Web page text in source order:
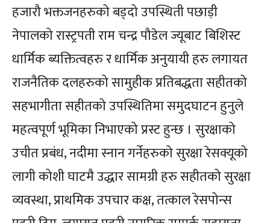
हजारौ भक्तजनहरुको बड्दो उपस्थिती पछाड़ी
नेपालको रास्ट्रपती राम चन्द्र पौडेल ज्यूबाट बिशिस्ट
धार्मिक ब्यक्तित्वहरु र धार्मिक अनुयायी हरु लगायत
राजनैतिक दलहरुको सामुहीक प्रतिबद्धता सहीतको
सहभागीता सहीतको उपस्थितिमा समुदघाटन हुनुले
महत्वपूर्ण भूमिका निभाएको प्रस्ट हुन्छ । सुरक्षाको
उचीत प्रबंध, नदीमा स्नान गर्नेहरुको सुरक्षा रेसक्यूको
लागी कोशी घाटमै उद्धार सामग्री हरु सहीतको सुरक्षा
व्यवस्था, प्राथमिक उपचार कक्ष, तत्काल रेसपोन्स